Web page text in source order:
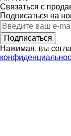
Связаться с
Подписаться на
Подписаться
Нажимая, вы